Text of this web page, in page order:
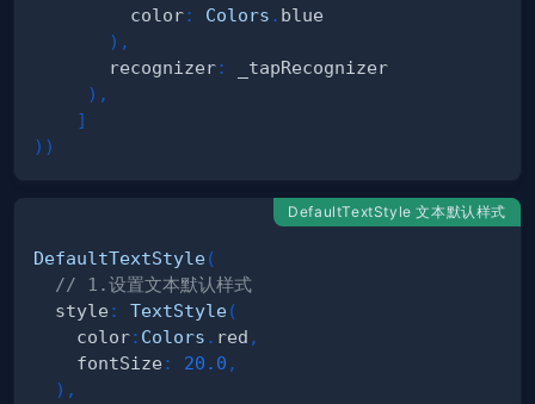
         color
: Colors .
) ,
       recognizer
:
) ,
]
) )
DefaultTextStyle 文本默认样式
DefaultTextStyle(
// 1.设置文本默认样式
  style
: TextStyle(
    color
: Colors . red ,
    fontSize
: 20.0 ,
) ,